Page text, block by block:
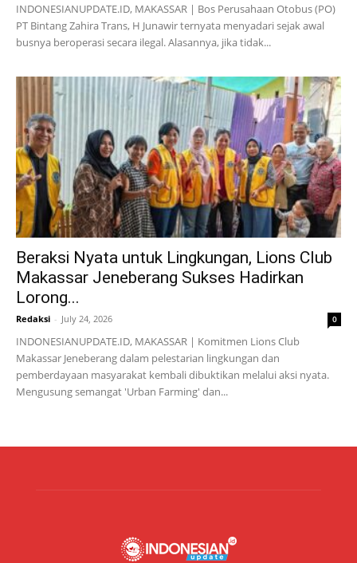
INDONESIANUPDATE.ID, MAKASSAR | Bos Perusahaan Otobus (PO)
PT Bintang Zahira Trans, H Junawir ternyata menyadari sejak awal
busnya beroperasi secara ilegal. Alasannya, jika tidak...
Beraksi Nyata untuk Lingkungan, Lions Club
Makassar Jeneberang Sukses Hadirkan
Lorong...
Redaksi - July 24, 2026 0
INDONESIANUPDATE.ID, MAKASSAR | Komitmen Lions Club
Makassar Jeneberang dalam pelestarian lingkungan dan
pemberdayaan masyarakat kembali dibuktikan melalui aksi nyata.
Mengusung semangat 'Urban Farming' dan...